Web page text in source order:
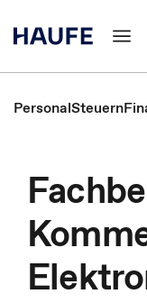
PersonalSteuern